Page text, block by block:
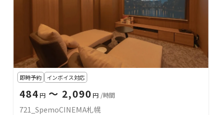
即時予約 インボイス対応
484 円 〜 2,090 円 /時間
721_SpemoCINEMA札幌